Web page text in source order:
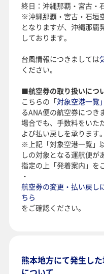
終日：沖縄那覇・宮古・
※沖縄那覇・宮古・石垣
となりますが、沖縄那覇
しております。
台風情報につきましては
ください。
■航空券の取り扱いにつ
こちらの「対象空港一覧」
るANA便の航空券につき
場合でも、手数料をいた
よび払い戻しを承ります。
※上記「対象空港一覧」
しの対象となる運航便が
指定の上「発着案内」を
・
航空券の変更・払い戻し
ちら
をご確認ください。
熊本地方にて発生し